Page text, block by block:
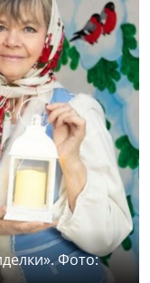
Фото: